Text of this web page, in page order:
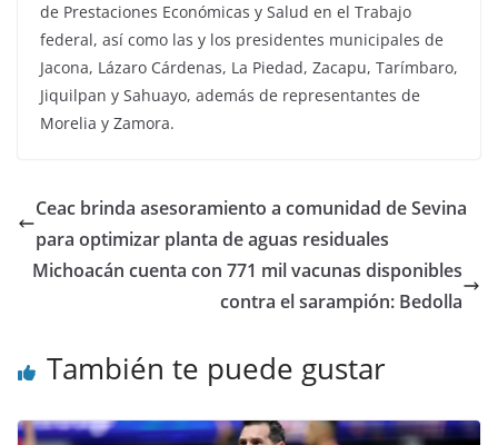
de Prestaciones Económicas y Salud en el Trabajo
federal, así como las y los presidentes municipales de
Jacona, Lázaro Cárdenas, La Piedad, Zacapu, Tarímbaro,
Jiquilpan y Sahuayo, además de representantes de
Morelia y Zamora.
Ceac brinda asesoramiento a comunidad de Sevina
para optimizar planta de aguas residuales
Michoacán cuenta con 771 mil vacunas disponibles
contra el sarampión: Bedolla
También te puede gustar